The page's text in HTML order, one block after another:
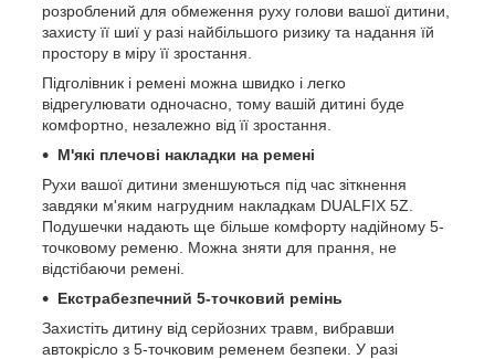
розроблений для обмеження руху голови вашої дитини,
захисту її шиї у разі найбільшого ризику та надання їй
простору в міру її зростання.
Підголівник і ремені можна швидко і легко
відрегулювати одночасно, тому вашій дитині буде
комфортно, незалежно від її зростання.
М'які плечові накладки на ремені
Рухи вашої дитини зменшуються під час зіткнення
завдяки м'яким нагрудним накладкам DUALFIX 5Z.
Подушечки надають ще більше комфорту надійному 5-
точковому ременю. Можна зняти для прання, не
відстібаючи ремені.
Екстрабезпечний 5-точковий ремінь
Захистіть дитину від серйозних травм, вибравши
автокрісло з 5-точковим ременем безпеки. У разі